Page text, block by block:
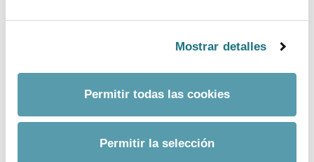
Mostrar detalles
Permitir todas las cookies
Permitir la selección